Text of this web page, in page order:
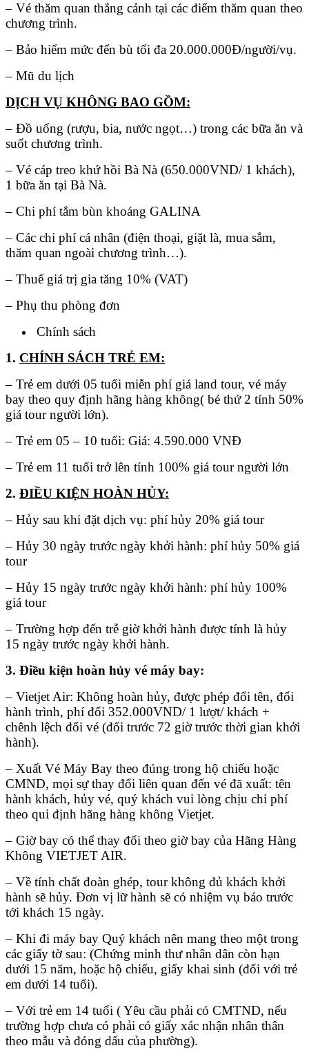
– Vé thăm quan thắng cảnh tại các điểm thăm quan theo
chương trình.
– Bảo hiểm mức đển bù tối đa 20.000.000Đ/người/vụ.
– Mũ du lịch
DỊCH VỤ KHÔNG BAO GỒM:
– Đồ uống (rượu, bia, nước ngọt…) trong các bữa ăn và
suốt chương trình.
– Vé cáp treo khứ hồi Bà Nà (650.000VND/ 1 khách),
1 bữa ăn tại Bà Nà.
– Chi phí tắm bùn khoáng GALINA
– Các chi phí cá nhân (điện thoại, giặt là, mua sắm,
thăm quan ngoài chương trình…).
– Thuế giá trị gia tăng 10% (VAT)
– Phụ thu phòng đơn
Chính sách
1. CHÍNH SÁCH TRẺ EM:
– Trẻ em dưới 05 tuổi miễn phí giá land tour, vé máy
bay theo quy định hãng hàng không( bé thứ 2 tính 50%
giá tour người lớn).
– Trẻ em 05 – 10 tuổi: Giá: 4.590.000 VNĐ
– Trẻ em 11 tuổi trở lên tính 100% giá tour người lớn
2. ĐIỀU KIỆN HOÀN HỦY:
– Hủy sau khi đặt dịch vụ: phí hủy 20% giá tour
– Hủy 30 ngày trước ngày khởi hành: phí hủy 50% giá
tour
– Hủy 15 ngày trước ngày khởi hành: phí hủy 100%
giá tour
– Trường hợp đến trễ giờ khởi hành được tính là hủy
15 ngày trước ngày khởi hành.
3. Điều kiện hoàn hủy vé máy bay:
– Vietjet Air: Không hoàn hủy, được phép đổi tên, đổi
hành trình, phí đổi 352.000VND/ 1 lượt/ khách +
chênh lệch đổi vé (đổi trước 72 giờ trước thời gian khởi
hành).
– Xuất Vé Máy Bay theo đúng trong hộ chiếu hoặc
CMND, mọi sự thay đổi liên quan đến vé đã xuất: tên
hành khách, hủy vé, quý khách vui lòng chịu chi phí
theo qui định hãng hàng không Vietjet.
– Giờ bay có thể thay đổi theo giờ bay của Hãng Hàng
Không VIETJET AIR.
– Về tính chất đoàn ghép, tour không đủ khách khởi
hành sẽ hủy. Đơn vị lữ hành sẽ có nhiệm vụ báo trước
tới khách 15 ngày.
– Khi đi máy bay Quý khách nên mang theo một trong
các giấy tờ sau: (Chứng minh thư nhân dân còn hạn
dưới 15 năm, hoặc hộ chiếu, giấy khai sinh (đối với trẻ
em dưới 14 tuổi).
– Với trẻ em 14 tuổi ( Yêu cầu phải có CMTND, nếu
trường hợp chưa có phải có giấy xác nhận nhân thân
theo mẫu và đóng dấu của phường).